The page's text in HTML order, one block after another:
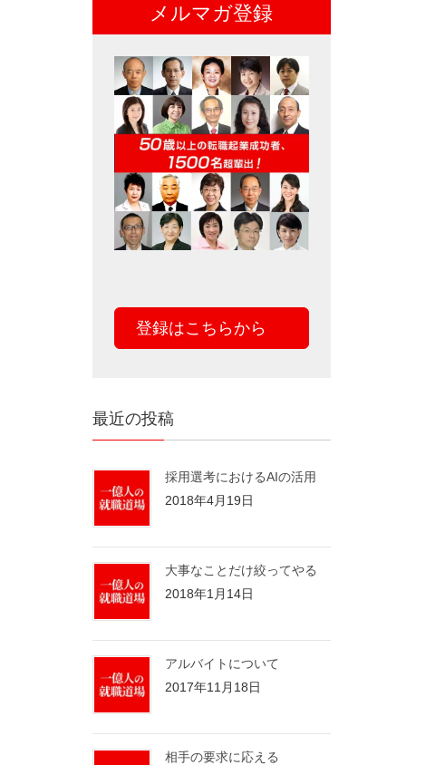
メルマガ登録
登録はこちらから
最近の投稿
採用選考におけるAIの活用
2018年4月19日
大事なことだけ絞ってやる
2018年1月14日
アルバイトについて
2017年11月18日
相手の要求に応える